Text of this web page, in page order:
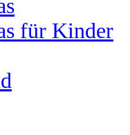
für Kinder